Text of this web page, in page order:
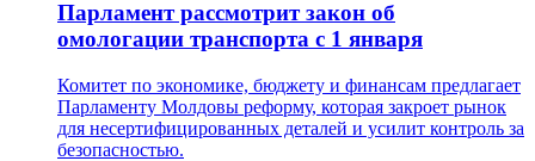
Парламент рассмотрит закон об
омологации транспорта с 1 января
Комитет по экономике, бюджету и финансам предлагает
Парламенту Молдовы реформу, которая закроет рынок
для несертифицированных деталей и усилит контроль за
безопасностью.